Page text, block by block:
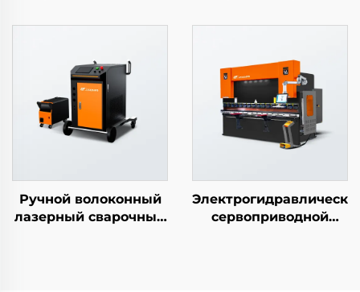
LEA-DE
Ручной волоконный
лазерный сварочный
сервоприводной